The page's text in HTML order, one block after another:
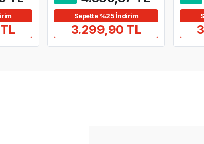
Sepette %25 İndirim
3.299,90 TL